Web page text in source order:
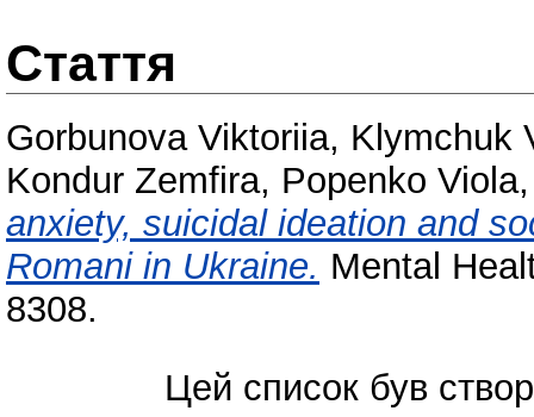
Стаття
Gorbunova Viktoriia, Klymchuk
Kondur Zemfira, Popenko Viola
anxiety, suicidal ideation and
Romani in Ukraine. Mental
8308.
Цей список був